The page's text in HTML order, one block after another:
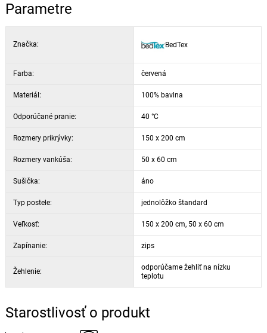
Parametre
Značka: BedTex
Farba: červená
Materiál: 100% bavlna
Odporúčané pranie: 40 °C
Rozmery prikrývky: 150 x 200 cm
Rozmery vankúša: 50 x 60 cm
Sušička: áno
Typ postele: jednolôžko štandard
Veľkosť: 150 x 200 cm, 50 x 60 cm
Zapínanie: zips
Žehlenie:
odporúčame žehliť na nízku
teplotu
Starostlivosť o produkt